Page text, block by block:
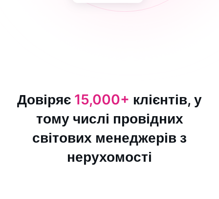
Довіряє 15,000+ клієнтів, у
тому числі провідних
світових менеджерів з
нерухомості